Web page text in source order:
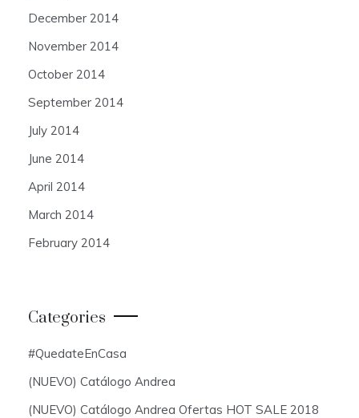
December 2014
November 2014
October 2014
September 2014
July 2014
June 2014
April 2014
March 2014
February 2014
Categories
#QuedateEnCasa
(NUEVO) Catálogo Andrea
(NUEVO) Catálogo Andrea Ofertas HOT SALE 2018